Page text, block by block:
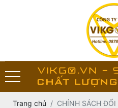
Trang chủ CHÍNH SÁCH ĐỔI